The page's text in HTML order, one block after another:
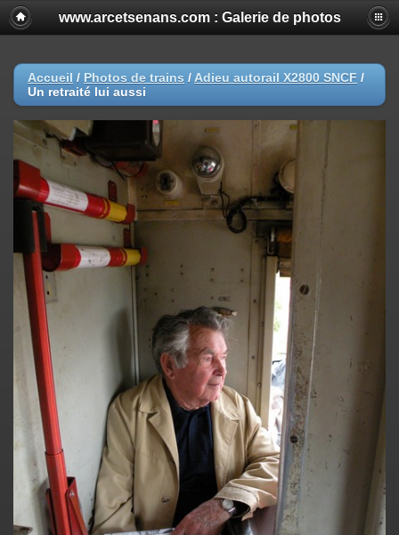
www.arcetsenans.com : Galerie de photos
Accueil / Photos de trains / Adieu autorail X2800 SNCF /
Un retraité lui aussi